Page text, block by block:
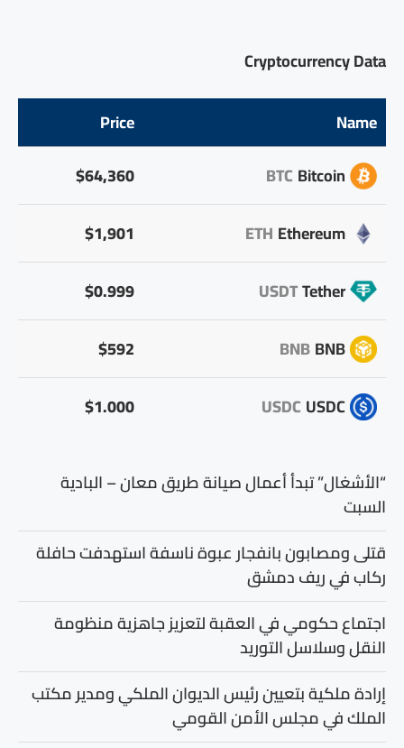
Cryptocurrency Data
Name
Price
Bitcoin
BTC
$64,360
Ethereum
ETH
$1,901
Tether
USDT
$0.999
BNB
BNB
$592
USDC
USDC
$1.000
“الأشغال” تبدأ أعمال صيانة طريق معان – البادية
السبت
قتلى ومصابون بانفجار عبوة ناسفة استهدفت حافلة
ركاب في ريف دمشق
اجتماع حكومي في العقبة لتعزيز جاهزية منظومة
النقل وسلاسل التوريد
إرادة ملكية بتعيين رئيس الديوان الملكي ومدير مكتب
الملك في مجلس الأمن القومي